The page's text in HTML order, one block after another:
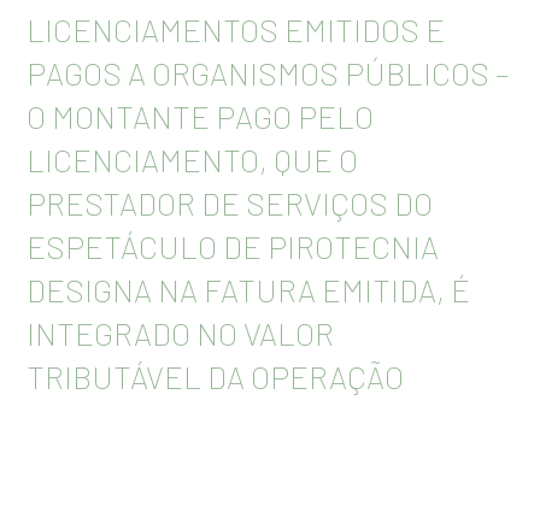
LICENCIAMENTOS EMITIDOS E
PAGOS A ORGANISMOS PÚBLICOS –
O MONTANTE PAGO PELO
LICENCIAMENTO, QUE O
PRESTADOR DE SERVIÇOS DO
ESPETÁCULO DE PIROTECNIA
DESIGNA NA FATURA EMITIDA, É
INTEGRADO NO VALOR
TRIBUTÁVEL DA OPERAÇÃO